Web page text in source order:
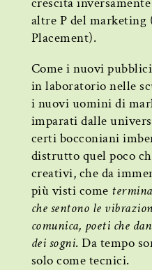
altre P del marketing
Placement).
Come i nuovi
in laboratorio nelle
i nuovi uomini di
imparati dalle
certi bocconiani
distrutto quel poco
creativi, che da
più visti come
che sentono le
comunica, poeti che
dei sogni. Da tempo
solo come tecnici.